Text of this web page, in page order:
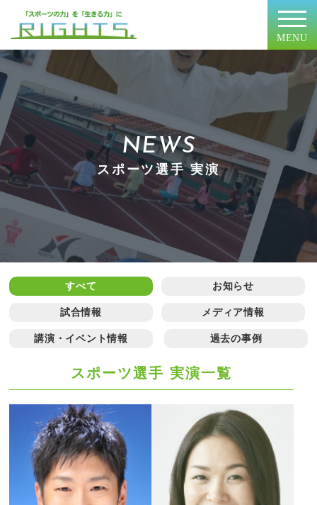
MENU
NEWS
スポーツ選手 実演
すべて お知らせ
試合情報 メディア情報
講演・イベント情報 過去の事例
スポーツ選手 実演一覧